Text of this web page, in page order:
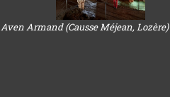
Aven Armand (Causse Méjean, Lozère)